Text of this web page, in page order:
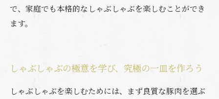
で、家庭でも本格的なしゃぶしゃぶを楽しむことができ
ます。
しゃぶしゃぶの極意を学び、究極の一皿を作ろう
しゃぶしゃぶを楽しむためには、まず良質な豚肉を選ぶ